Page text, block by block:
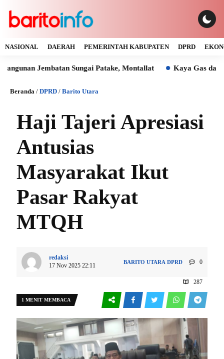
NASIONAL DAERAH PEMERINTAH KABUPATEN DPRD
Jembatan Sungai Patake, Montallat Kaya Gas dan Batu
Beranda / DPRD / Barito Utara
Haji Tajeri Apresiasi
Antusias
Masyarakat Ikut
Pasar Rakyat
MTQH
redaksi
17 Nov 2025 22:11
BARITO UTARA DPRD 0
287
1 MENIT MEMBACA